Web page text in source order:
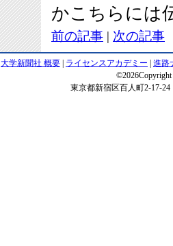
かこちらには
前の記事 | 次の記事
大学新聞社 概要 ライセンスアカデミー
進路
©2026Copyright
東京都新宿区百人町2-17-